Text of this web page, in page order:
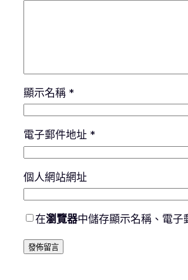
顯示名稱 *
電子郵件地址 *
個人網站網址
在瀏覽器中儲存顯示名稱、電子